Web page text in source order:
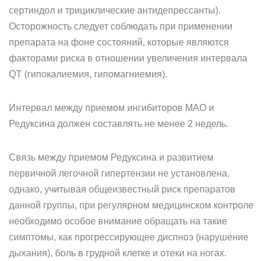
сертиндол и трициклические антидепрессанты).
Осторожность следует соблюдать при применении
препарата на фоне состояний, которые являются
факторами риска в отношении увеличения интервала
QT (гипокалиемия, гипомагниемия).
Интервал между приемом ингибиторов МАО и
Редуксина должен составлять не менее 2 недель.
Связь между приемом Редуксина и развитием
первичной легочной гипертензии не установлена,
однако, учитывая общеизвестный риск препаратов
данной группы, при регулярном медицинском контроле
необходимо особое внимание обращать на такие
симптомы, как прогрессирующее диспноэ (нарушение
дыхания), боль в грудной клетке и отеки на ногах.